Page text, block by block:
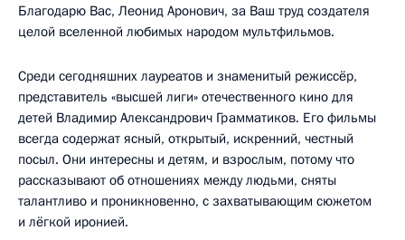
Благодарю Вас, Леонид Аронович, за Ваш труд создателя
целой вселенной любимых народом мультфильмов.
Среди сегодняшних лауреатов и знаменитый режиссёр,
представитель «высшей лиги» отечественного кино для
детей Владимир Александрович Грамматиков. Его фильмы
всегда содержат ясный, открытый, искренний, честный
посыл. Они интересны и детям, и взрослым, потому что
рассказывают об отношениях между людьми, сняты
талантливо и проникновенно, с захватывающим сюжетом
и лёгкой иронией.